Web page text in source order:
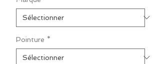
Pointure *